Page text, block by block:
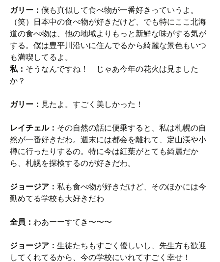
ガリー： 僕も真似して食べ物が一番好きっていうよ。
（笑）日本中の食べ物が好きだけど、でも特にここ北海
道の食べ物は、他の地域よりもっと新鮮な味がする気が
する。僕は豊平川沿いに住んでるから綺麗な景色もいつ
も満喫してるよ。
私： そうなんですね！ じゃあ今年の花火は見ました
か？
ガリー： 見たよ。すごく美しかった！
レイチェル： その自然の話に便乗すると、私は札幌の自
然が一番好きだわ。週末には都会を離れて、定山渓や小
樽に行ったりするの。特に今は紅葉がとても綺麗だか
ら、札幌を探検するのが好きだわ。
ジョージア： 私も食べ物が好きだけど、そのほかには今
勤めてる学校も大好きだわ
全員： わあーーすてき〜〜〜
ジョージア： 生徒たちもすごく優しいし、先生方も歓迎
してくれてるから、今の学校にいれてすごく幸せ！